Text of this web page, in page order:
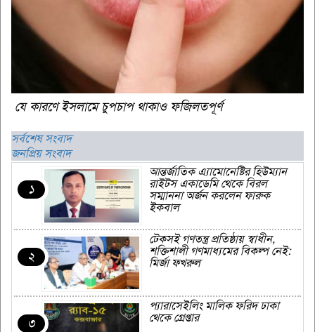
যে কারণে ইসলামে চুপচাপ থাকাও ফজিলতপূর্ণ
সর্বশেষ সংবাদ
জনপ্রিয় সংবাদ
১
আন্তর্জাতিক এ্যামোনেষ্টির হিউম্যান
রাইটস একাডেমি থেকে বিরল
সম্মাননা অর্জন করলেন ফারুক
ইকবাল
২
টেকসই গণতন্ত্র প্রতিষ্ঠায় স্বাধীন,
শক্তিশালী গণমাধ্যমের বিকল্প নেই:
মির্জা ফখরুল
৩
প্যারাসেইলিং মালিক ফরিদ ঢাকা
থেকে গ্রেপ্তার